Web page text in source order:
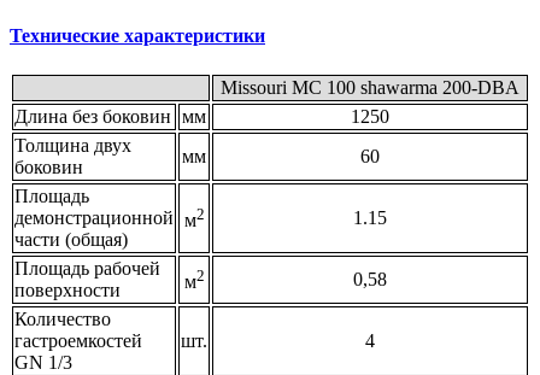
Технические характеристики
Missouri MC 100 shawarma 200-DBA
Длина без боковин мм
1250
Толщина двух
боковин
мм
60
Площадь
демонстрационной
части (общая)
м2 1.15
Площадь рабочей
поверхности
м2
0,58
Количество
гастроемкостей
GN 1/3
шт. 4